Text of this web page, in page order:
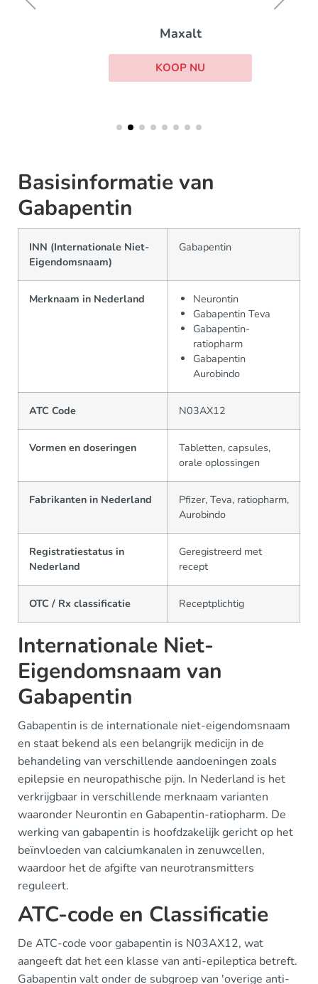
Maxalt
KOOP NU
Basisinformatie van
Gabapentin
INN (Internationale Niet-
Eigendomsnaam)
Gabapentin
Merknaam in Nederland
Neurontin
Gabapentin Teva
Gabapentin-
ratiopharm
Gabapentin
Aurobindo
ATC Code N03AX12
Vormen en doseringen
Tabletten, capsules,
orale oplossingen
Fabrikanten in Nederland
Pfizer, Teva, ratiopharm,
Aurobindo
Registratiestatus in
Nederland
Geregistreerd met
recept
OTC / Rx classificatie Receptplichtig
Internationale Niet-
Eigendomsnaam van
Gabapentin
Gabapentin is de internationale niet-eigendomsnaam
en staat bekend als een belangrijk medicijn in de
behandeling van verschillende aandoeningen zoals
epilepsie en neuropathische pijn. In Nederland is het
verkrijgbaar in verschillende merknaam varianten
waaronder Neurontin en Gabapentin-ratiopharm. De
werking van gabapentin is hoofdzakelijk gericht op het
beïnvloeden van calciumkanalen in zenuwcellen,
waardoor het de afgifte van neurotransmitters
reguleert.
ATC-code en Classificatie
De ATC-code voor gabapentin is N03AX12, wat
aangeeft dat het een klasse van anti-epileptica betreft.
Gabapentin valt onder de subgroep van 'overige anti-